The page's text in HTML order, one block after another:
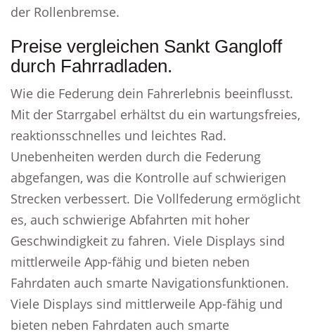
der Rollenbremse.
Preise vergleichen Sankt Gangloff
durch Fahrradladen.
Wie die Federung dein Fahrerlebnis beeinflusst.
Mit der Starrgabel erhältst du ein wartungsfreies,
reaktionsschnelles und leichtes Rad.
Unebenheiten werden durch die Federung
abgefangen, was die Kontrolle auf schwierigen
Strecken verbessert. Die Vollfederung ermöglicht
es, auch schwierige Abfahrten mit hoher
Geschwindigkeit zu fahren. Viele Displays sind
mittlerweile App-fähig und bieten neben
Fahrdaten auch smarte Navigationsfunktionen.
Viele Displays sind mittlerweile App-fähig und
bieten neben Fahrdaten auch smarte